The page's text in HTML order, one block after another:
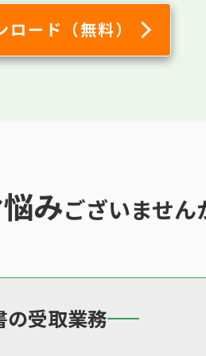
ロード（無料）
みございません
の受取業務